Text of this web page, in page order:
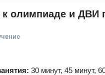
к олимпиаде и ДВИ
30 минут, 45 минут,